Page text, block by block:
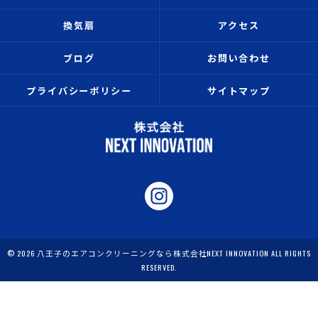
換気扇 アクセス
ブログ お問い合わせ
プライバシーポリシー サイトマップ
© 2026 八王子のエアコンクリーニングなら株式会社NEXT INNOVATION ALL RIGHTS
RESERVED.